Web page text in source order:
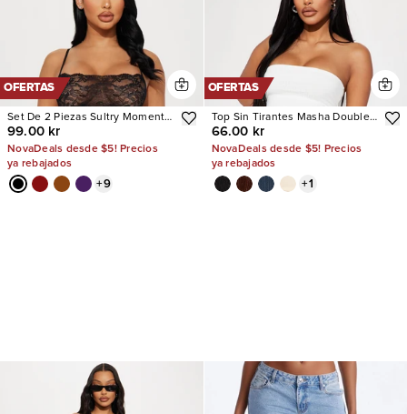
OFERTAS
Set De 2 Piezas Sultry Moments
Lace
99.00 kr
NovaDeals desde $5! Precios
ya rebajados
+9
OFERTAS
Top Sin Tirantes Masha Double
Lined Ribbed
66.00 kr
NovaDeals desde $5! Precios
ya rebajados
+1